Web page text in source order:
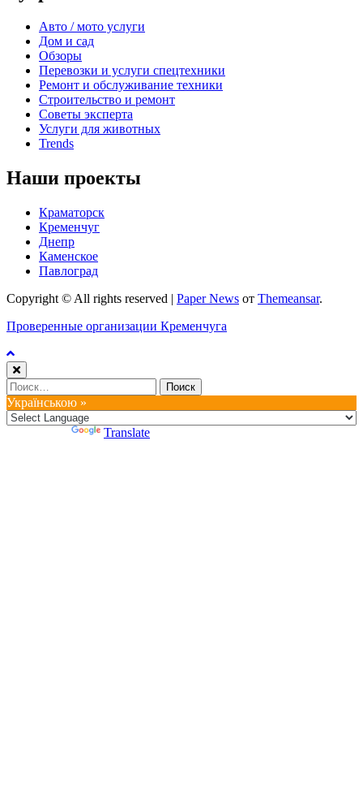
Авто / мото услуги
Дом и сад
Обзоры
Перевозки и услуги спецтехники
Ремонт и обслуживание техники
Строительство и ремонт
Советы эксперта
Услуги для животных
Trends
Наши проекты
Краматорск
Кременчуг
Днепр
Каменское
Павлоград
Copyright © All rights reserved | Paper News от Themeansar.
Проверенные организации Кременчуга
Найти:
Українською »
Translate